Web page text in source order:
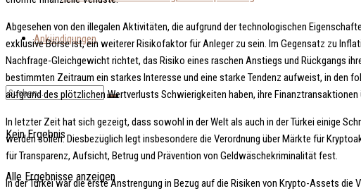
Ankündigungen
Kein Ergebnis
Alle Ergebnisse anzeigen
Abgesehen von den illegalen Aktivitäten, die aufgrund der technologischen
exklusive Börse ist, ein weiterer Risikofaktor für Anleger zu sein. Im Gegensatz zu
Nachfrage-Gleichgewicht richtet, das Risiko eines raschen Anstiegs und Rückgangs
bestimmten Zeitraum ein starkes Interesse und eine starke Tendenz aufweist, in den
aufgrund des plötzlichen Wertverlusts Schwierigkeiten haben, ihre
In letzter Zeit hat sich gezeigt, dass sowohl in der Welt als auch in der Türkei einige
werden sollen. Diesbezüglich legt insbesondere die Verordnung über Märkte für
für Transparenz, Aufsicht, Betrug und Prävention von Geldwäschekriminalität fest.
In der Türkei war die erste Anstrengung in Bezug auf die Risiken von Krypto-Assets